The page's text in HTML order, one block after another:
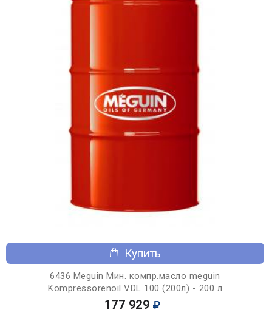
Купить
6436 Meguin Мин. компр.масло meguin
Kompressorenoil VDL 100 (200л) - 200 л
177 929